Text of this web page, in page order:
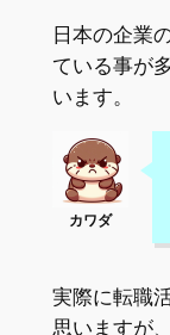
日本の企業
ている事が
います。
実際に転職
思いますが